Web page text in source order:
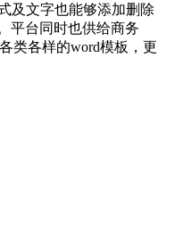
及文字也能够添加删除
平台同时也供给商务
类各样的word模板，更